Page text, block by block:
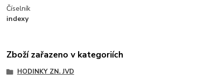
Číselník
indexy
Zboží zařazeno v kategoriích
HODINKY ZN. JVD